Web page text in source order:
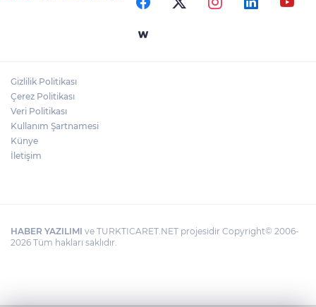
Gizlilik Politikası
Çerez Politikası
Veri Politikası
Kullanım Şartnamesi
Künye
İletişim
HABER YAZILIMI ve TURKTICARET.NET projesidir Copyright© 2006-
2026 Tüm hakları saklıdır.